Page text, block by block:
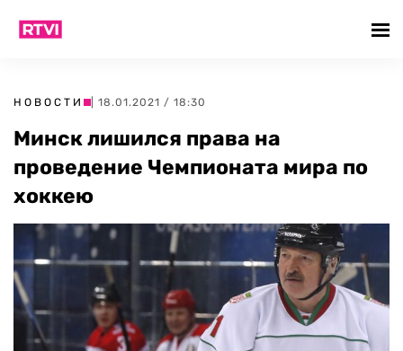
НОВОСТИ | 18.01.2021 / 18:30
Минск лишился права на
проведение Чемпионата мира по
хоккею